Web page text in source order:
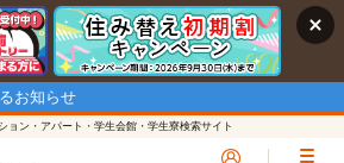
お知らせ
ョン・アパート・学生会館・学生寮検索サイト